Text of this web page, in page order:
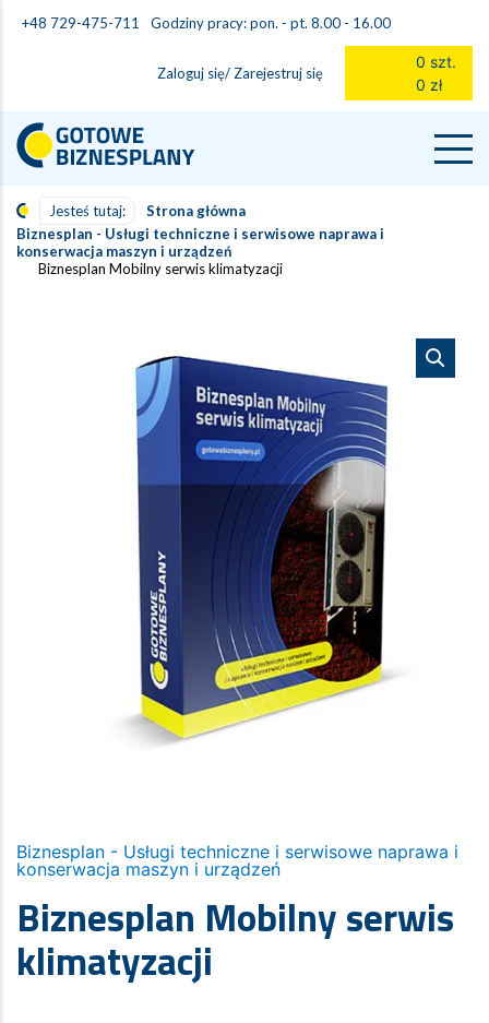
+48 729-475-711 Godziny pracy: pon. - pt. 8.00 - 16.00
Zaloguj się/ Zarejestruj się
0 szt.
0 zł
Jesteś tutaj:
Strona główna
Biznesplan - Usługi techniczne i serwisowe naprawa i
konserwacja maszyn i urządzeń
Biznesplan Mobilny serwis klimatyzacji
Biznesplan - Usługi techniczne i serwisowe naprawa i
konserwacja maszyn i urządzeń
Biznesplan Mobilny serwis
klimatyzacji